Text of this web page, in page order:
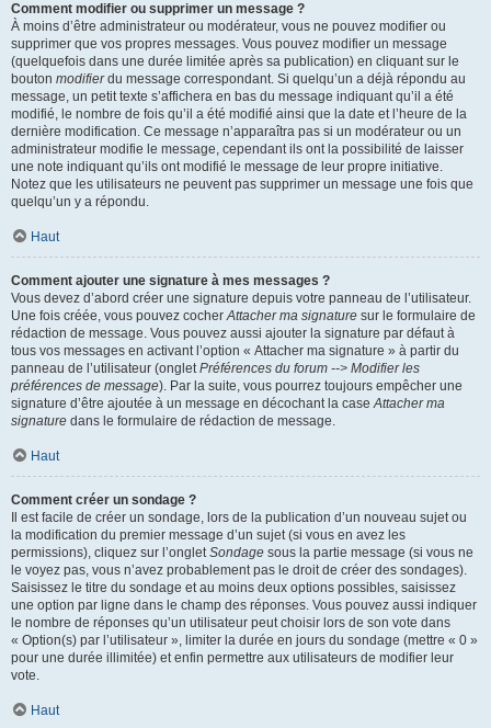
Comment modifier ou supprimer un message ?
À moins d’être administrateur ou modérateur, vous ne pouvez modifier ou
supprimer que vos propres messages. Vous pouvez modifier un message
(quelquefois dans une durée limitée après sa publication) en cliquant sur le
bouton modifierdu message correspondant. Si quelqu’un a déjà répondu au
message, un petit texte s’affichera en bas du message indiquant qu’il a été
modifié, le nombre de fois qu’il a été modifié ainsi que la date et l’heure de la
dernière modification. Ce message n’apparaîtra pas si un modérateur ou un
administrateur modifie le message, cependant ils ont la possibilité de laisser
une note indiquant qu’ils ont modifié le message de leur propre initiative.
Notez que les utilisateurs ne peuvent pas supprimer un message une fois que
quelqu’un y a répondu.
Haut
Comment ajouter une signature à mes messages ?
Vous devez d’abord créer une signature depuis votre panneau de l’utilisateur.
Une fois créée, vous pouvez cocherAttacher ma signature sur le formulaire de
rédaction de message. Vous pouvez aussi ajouter la signature par défaut à
tous vos messages en activant l’option « Attacher ma signature » à partir du
panneau de l’utilisateur (ongletPréférences du forum --> Modifier les
préférences de message). Par la suite, vous pourrez toujours empêcher une
signature d’être ajoutée à un message en décochant la caseAttacher ma
signature dans le formulaire de rédaction de message.
Haut
Comment créer un sondage ?
Il est facile de créer un sondage, lors de la publication d’un nouveau sujet ou
la modification du premier message d’un sujet (si vous en avez les
permissions), cliquez sur l’ongletSondage sous la partie message (si vous ne
le voyez pas, vous n’avez probablement pas le droit de créer des sondages).
Saisissez le titre du sondage et au moins deux options possibles, saisissez
une option par ligne dans le champ des réponses. Vous pouvez aussi indiquer
le nombre de réponses qu’un utilisateur peut choisir lors de son vote dans
« Option(s) par l’utilisateur », limiter la durée en jours du sondage (mettre « 0 »
pour une durée illimitée) et enfin permettre aux utilisateurs de modifier leur
vote.
Haut